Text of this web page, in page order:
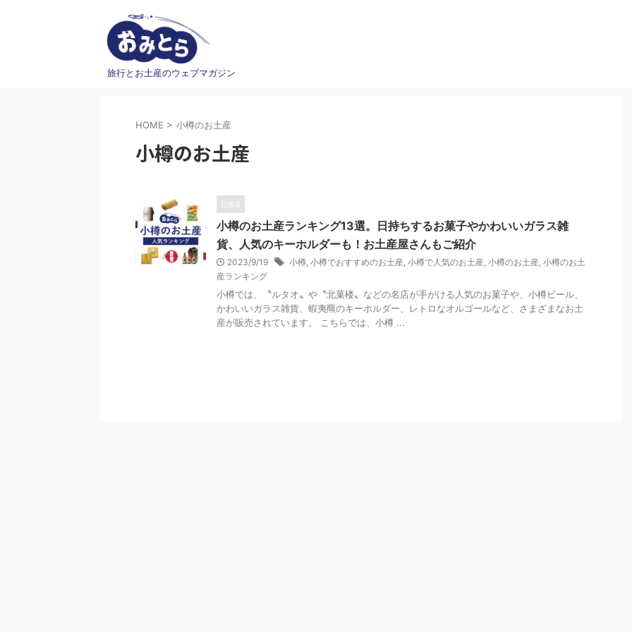
旅行とお土産のウェブマガジン
HOME > 小樽のお土産
小樽のお土産
小樽のお土産ランキング13選。日持ちするお菓子やかわいいガラス雑
貨、人気のキーホルダーも！お土産屋さんもご紹介
2023/9/19 小樽, 小樽でおすすめのお土産, 小樽で人気のお土産, 小樽のお土産, 小樽のお土
産ランキング
小樽では、〝ルタオ〟や〝北菓楼〟などの名店が手がける人気のお菓子や、小樽ビール、
かわいいガラス雑貨、蝦夷羆のキーホルダー、レトロなオルゴールなど、さまざまなお土
産が販売されています。 こちらでは、小樽 ...